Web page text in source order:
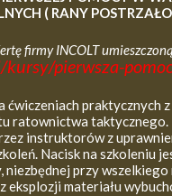
( RANY
firmy INCOLT
pierwsza-
ćwiczeniach praktycznych z
ratownictwa taktycznego.
instruktorów z
Nacisk na szkoleniu
niezbędnej przy
eksplozji materiału